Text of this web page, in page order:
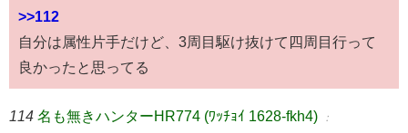
>>112
自分は属性片手だけど、3周目駆け抜けて四周目行って
良かったと思ってる
114 名も無きハンターHR774 (ﾜｯﾁｮｲ 1628-fkh4) ：